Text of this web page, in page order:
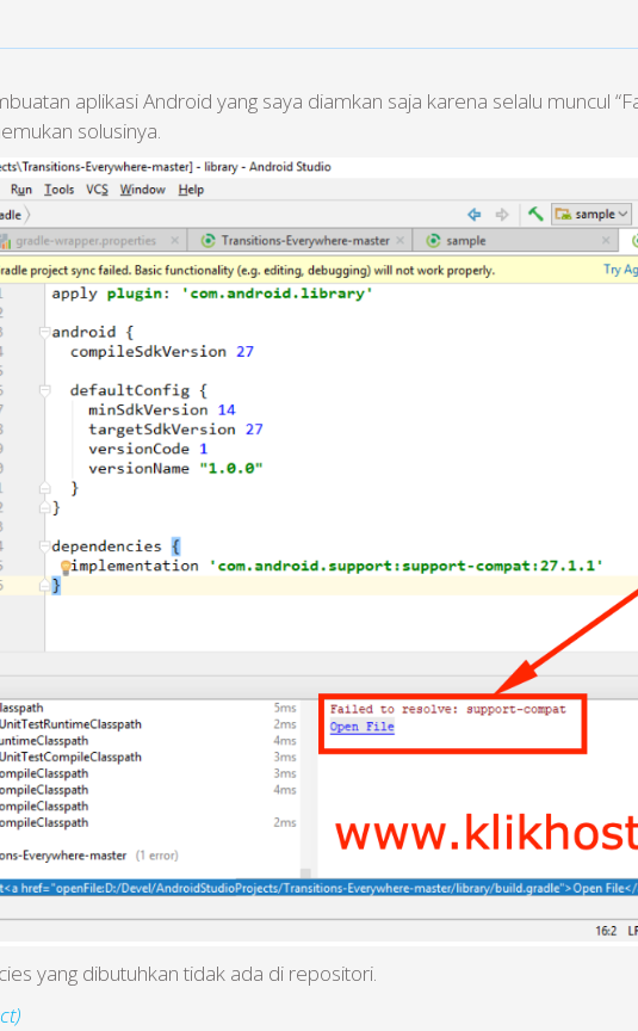
aplikasi Android yang saya diamkan saja karena selalu muncul
solusinya.
yang dibutuhkan tidak ada di repositori.